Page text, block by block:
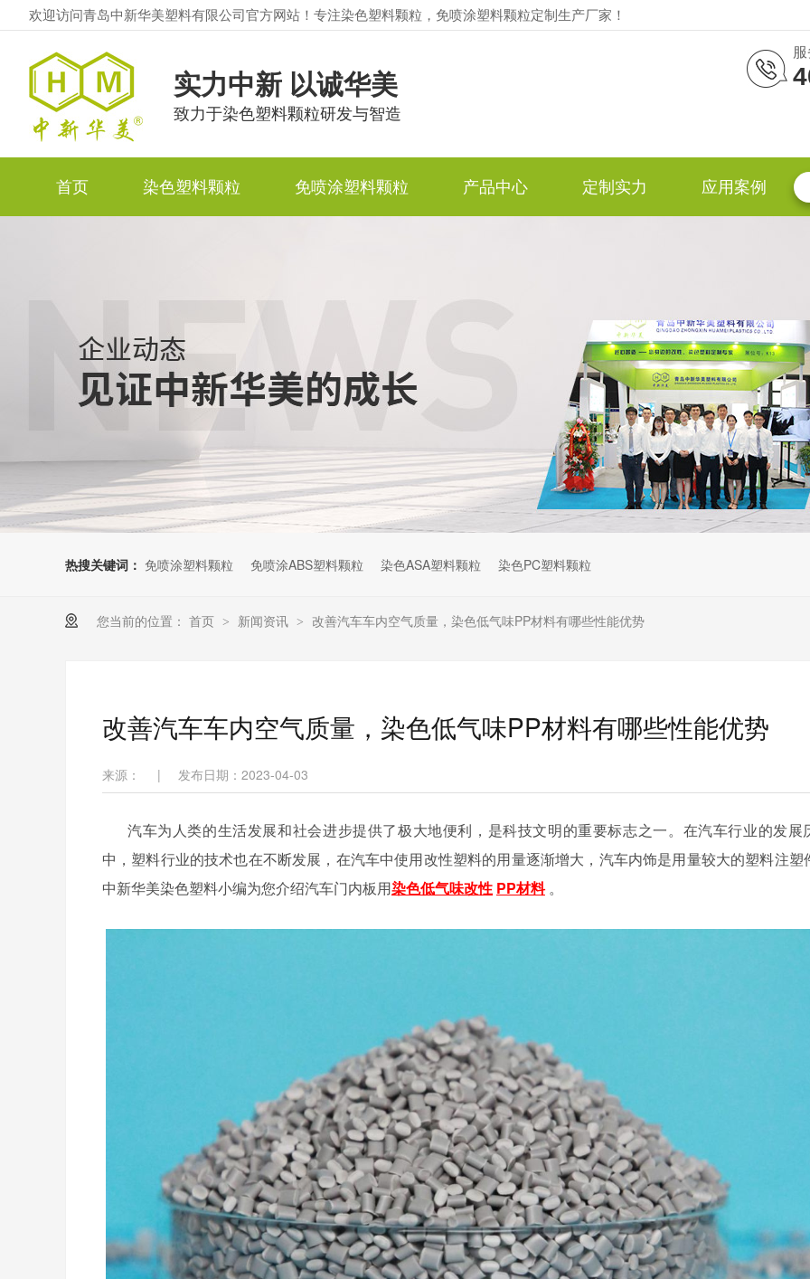
欢迎访问青岛中新华美塑料有限公司官方网站！专注染色塑料颗粒，免喷涂塑料颗粒定制生产厂家！
实力中新 以诚华美
致力于染色塑料颗粒研发与智造
服
首页 染色塑料颗粒 免喷涂塑料颗粒 产品中心 定制实力 应用案例
热搜关键词： 免喷涂塑料颗粒 免喷涂ABS塑料颗粒 染色ASA塑料颗粒 染色PC塑料颗粒
您当前的位置： 首页 > 新闻资讯 > 改善汽车车内空气质量，染色低气味PP材料有哪些性能优势
改善汽车车内空气质量，染色低气味PP材料有哪些性能优势
来源： | 发布日期：2023-04-03
汽车为人类的生活发展和社会进步提供了极大地便利，是科技文明的重要标志之一。在汽车行业的发展
中，塑料行业的技术也在不断发展，在汽车中使用改性塑料的用量逐渐增大，汽车内饰是用量较大的塑料注塑
中新华美染色塑料小编为您介绍汽车门内板用染色低气味改性 PP材料 。